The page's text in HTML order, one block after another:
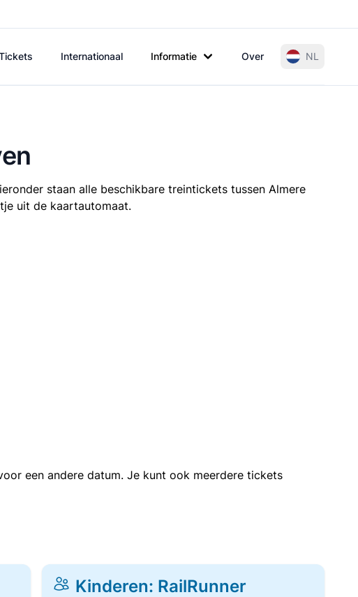
Internationaal Informatie Over NL
staan alle beschikbare treintickets tussen Almere
uit de kaartautomaat.
een andere datum. Je kunt ook meerdere tickets
Kinderen: RailRunner